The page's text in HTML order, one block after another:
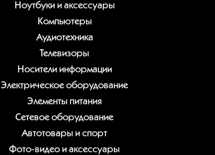
Ноутбуки и аксессуары
Компьютеры
Аудиотехника
Телевизоры
Носители информации
Электрическое оборудование
Элементы питания
Сетевое оборудование
Автотовары и спорт
Фото-видео и аксессуары